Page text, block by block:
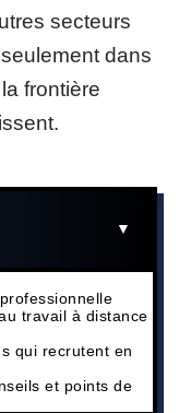
secteurs
dans
frontière
travail à distance
qui recrutent en
et points de